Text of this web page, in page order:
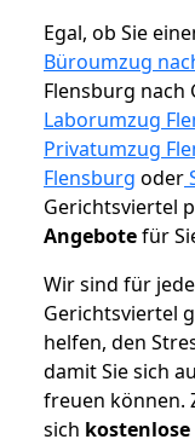
Egal, ob Sie
Büroumzug
Flensburg nach
Laborumzug
Privatumzug
Flensburg oder
Gerichtsviertel
Angebotefür
Wir sind für
Gerichtsviertel
helfen, den
damit Sie sich
freuen können.
sich